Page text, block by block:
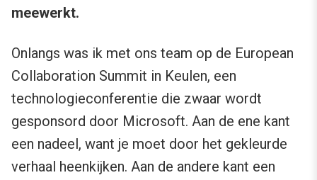
meewerkt.
Onlangs was ik met ons team op de European
Collaboration Summit in Keulen, een
technologieconferentie die zwaar wordt
gesponsord door Microsoft. Aan de ene kant
een nadeel, want je moet door het gekleurde
verhaal heenkijken. Aan de andere kant een